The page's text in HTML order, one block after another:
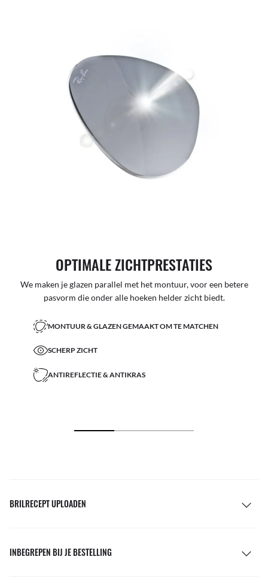
OPTIMALE ZICHTPRESTATIES
We maken je glazen parallel met het montuur, voor een betere
pasvorm die onder alle hoeken helder zicht biedt.
MONTUUR & GLAZEN GEMAAKT OM TE MATCHEN
SCHERP ZICHT
ANTIREFLECTIE & ANTIKRAS
BRILRECEPT UPLOADEN
INBEGREPEN BIJ JE BESTELLING